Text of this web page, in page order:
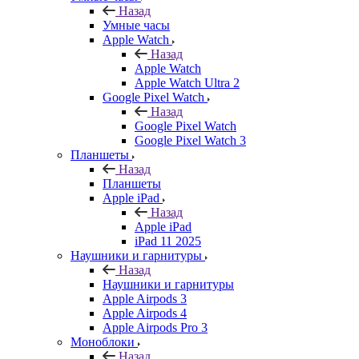
Назад
Умные часы
Apple Watch
Назад
Apple Watch
Apple Watch Ultra 2
Google Pixel Watch
Назад
Google Pixel Watch
Google Pixel Watch 3
Планшеты
Назад
Планшеты
Apple iPad
Назад
Apple iPad
iPad 11 2025
Наушники и гарнитуры
Назад
Наушники и гарнитуры
Apple Airpods 3
Apple Airpods 4
Apple Airpods Pro 3
Моноблоки
Назад